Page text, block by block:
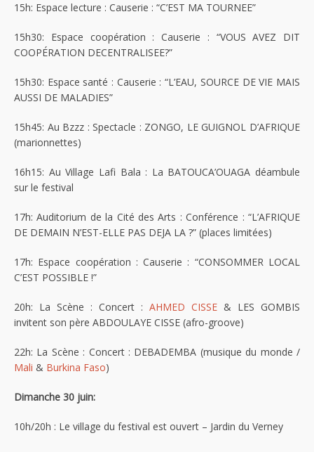
15h: Espace lecture : Causerie : “C’EST MA TOURNEE”
15h30: Espace coopération : Causerie : “VOUS AVEZ DIT
COOPÉRATION DECENTRALISEE?”
15h30: Espace santé : Causerie : “L’EAU, SOURCE DE VIE MAIS
AUSSI DE MALADIES”
15h45: Au Bzzz : Spectacle : ZONGO, LE GUIGNOL D’AFRIQUE
(marionnettes)
16h15: Au Village Lafi Bala : La BATOUCA’OUAGA déambule
sur le festival
17h: Auditorium de la Cité des Arts : Conférence : “L’AFRIQUE
DE DEMAIN N’EST-ELLE PAS DEJA LA ?” (places limitées)
17h: Espace coopération : Causerie : “CONSOMMER LOCAL
C’EST POSSIBLE !”
20h: La Scène : Concert : AHMED CISSE & LES GOMBIS
invitent son père ABDOULAYE CISSE (afro-groove)
22h: La Scène : Concert : DEBADEMBA (musique du monde /
Mali & Burkina Faso)
Dimanche 30 juin:
10h/20h : Le village du festival est ouvert – Jardin du Verney